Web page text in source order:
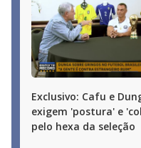
Exclusivo: Cafu e
exigem 'postura' e
pelo hexa da seleção